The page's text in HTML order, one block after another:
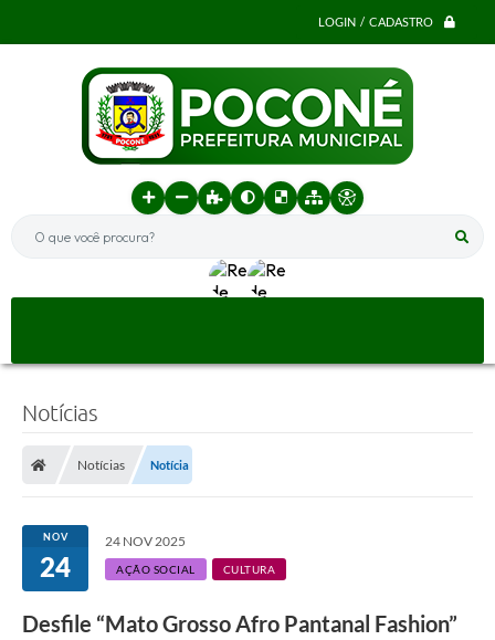
LOGIN / CADASTRO
O que você procura?
Notícias
Notícias Notícia
NOV
24
24 NOV 2025
AÇÃO SOCIAL CULTURA
Desfile “Mato Grosso Afro Pantanal Fashion”